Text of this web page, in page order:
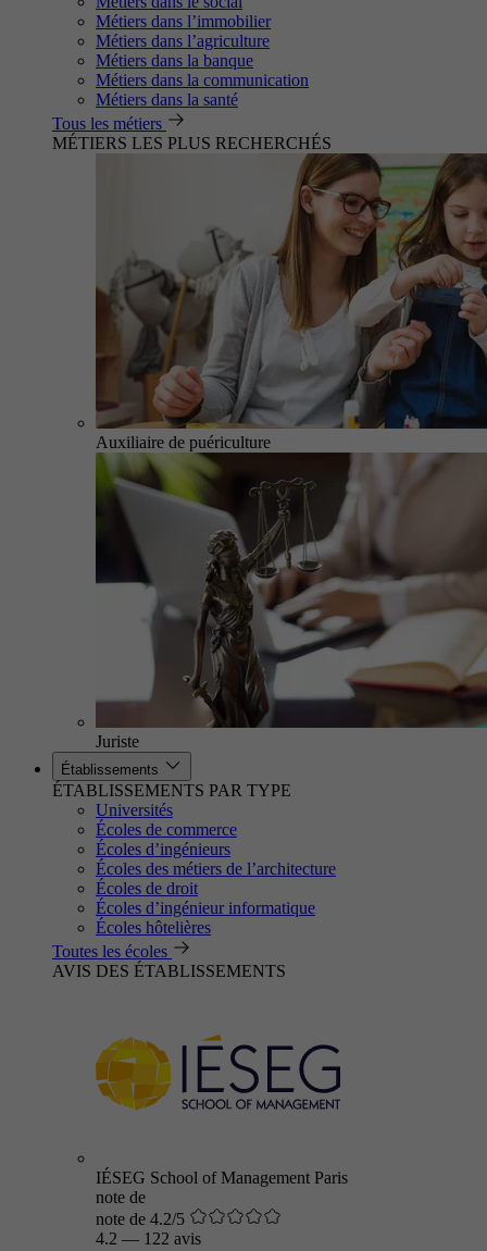
Métiers dans l’immobilier
Métiers dans l’agriculture
Métiers dans la banque
Métiers dans la communication
Métiers dans la santé
Tous les métiers
MÉTIERS LES PLUS RECHERCHÉS
Auxiliaire de puériculture
Juriste
Établissements
ÉTABLISSEMENTS PAR TYPE
Universités
Écoles de commerce
Écoles d’ingénieurs
Écoles des métiers de l’architecture
Écoles de droit
Écoles d’ingénieur informatique
Écoles hôtelières
Toutes les écoles
AVIS DES ÉTABLISSEMENTS
IÉSEG School of Management Paris
note de
note de 4.2/5
4.2 — 122 avis